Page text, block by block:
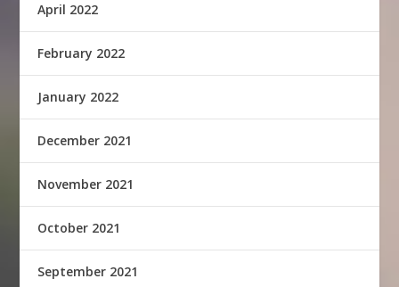
April 2022
February 2022
January 2022
December 2021
November 2021
October 2021
September 2021